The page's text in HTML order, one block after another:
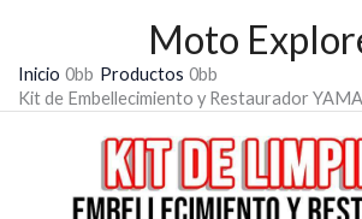
contenido
Moto
Inicio
Productos
Kit de Embellecimiento y Restaurador